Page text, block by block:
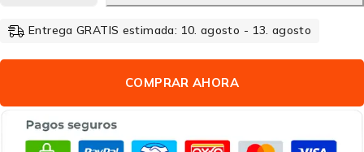
Entrega GRATIS estimada: 10. agosto - 13. agosto
COMPRAR AHORA